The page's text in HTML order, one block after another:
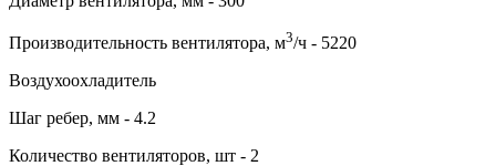
Производительность вентилятора, м3/ч - 5220
Воздухоохладитель
Шаг ребер, мм - 4.2
Количество вентиляторов, шт - 2